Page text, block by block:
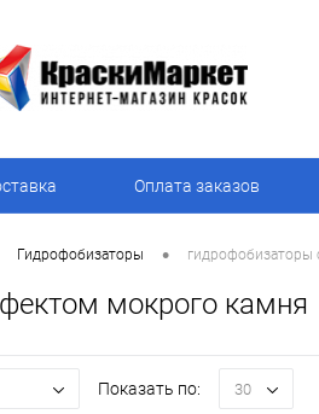
Оплата заказов
Гидрофобизаторы • гидрофобизаторы
мокрого камня
Показать по: 30